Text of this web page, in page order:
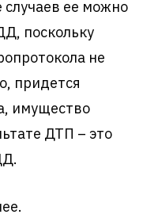
случаев ее можно
поскольку
не
придется
имущество
ДТП – это